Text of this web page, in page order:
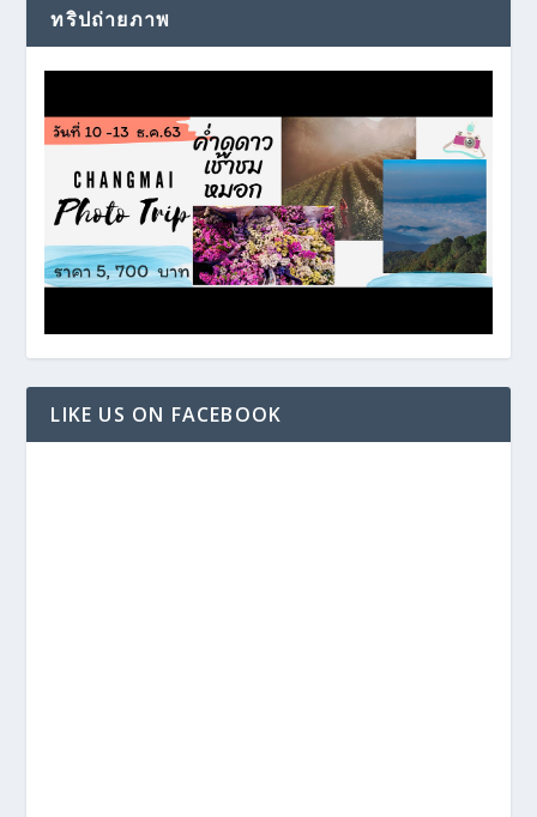
ทริปถ่ายภาพ
LIKE US ON FACEBOOK